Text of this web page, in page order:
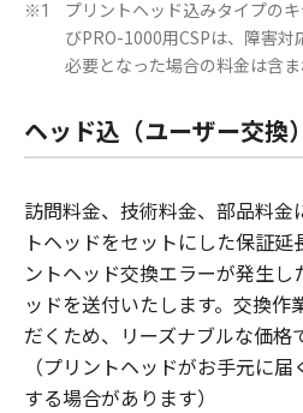
※1
プリントヘッド込みタイプの
びPRO-1000用CSPは、障害
必要となった場合の料金は含ま
ヘッド込（ユーザー交換）
訪問料金、技術料金、部品料
トヘッドをセットにした保証延
ントヘッド交換エラーが発生
ッドを送付いたします。交換作
だくため、リーズナブルな価格
（プリントヘッドがお手元に
する場合があります）